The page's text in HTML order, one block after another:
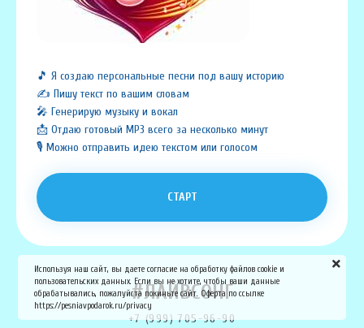
🎵 Я создаю персональные песни под вашу историю
✍️ Пишу текст по вашим словам
🎤 Генерирую музыку и вокал
📩 Отдаю готовый MP3 всего за несколько минут
🎙️ Можно отправить идею текстом или голосом
СТАРТ
#ЛАЙВСОНГ
+7 (999) 705-96-90
Используя наш сайт, вы даете согласие на обработку файлов cookie и
пользовательских данных. Если вы не хотите, чтобы ваши данные
обрабатывались, пожалуйста покиньте сайт. Оферта по ссылке
https://pesniavpodarok.ru/privacy